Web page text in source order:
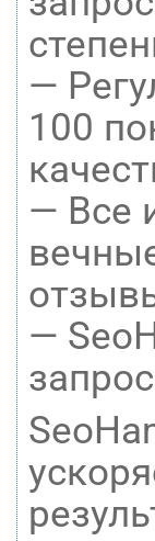
—
100
— Все
—